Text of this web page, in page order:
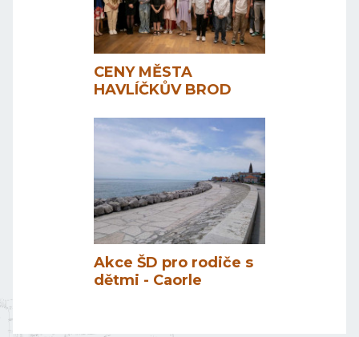
CENY MĚSTA
HAVLÍČKŮV BROD
Akce ŠD pro rodiče s
dětmi - Caorle